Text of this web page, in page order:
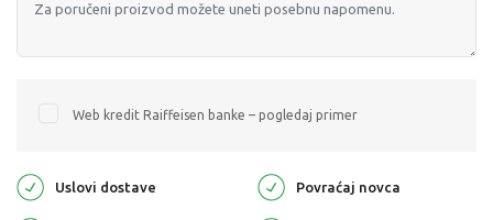
Web kredit Raiffeisen banke – pogledaj primer
Uslovi dostave Povraćaj novca